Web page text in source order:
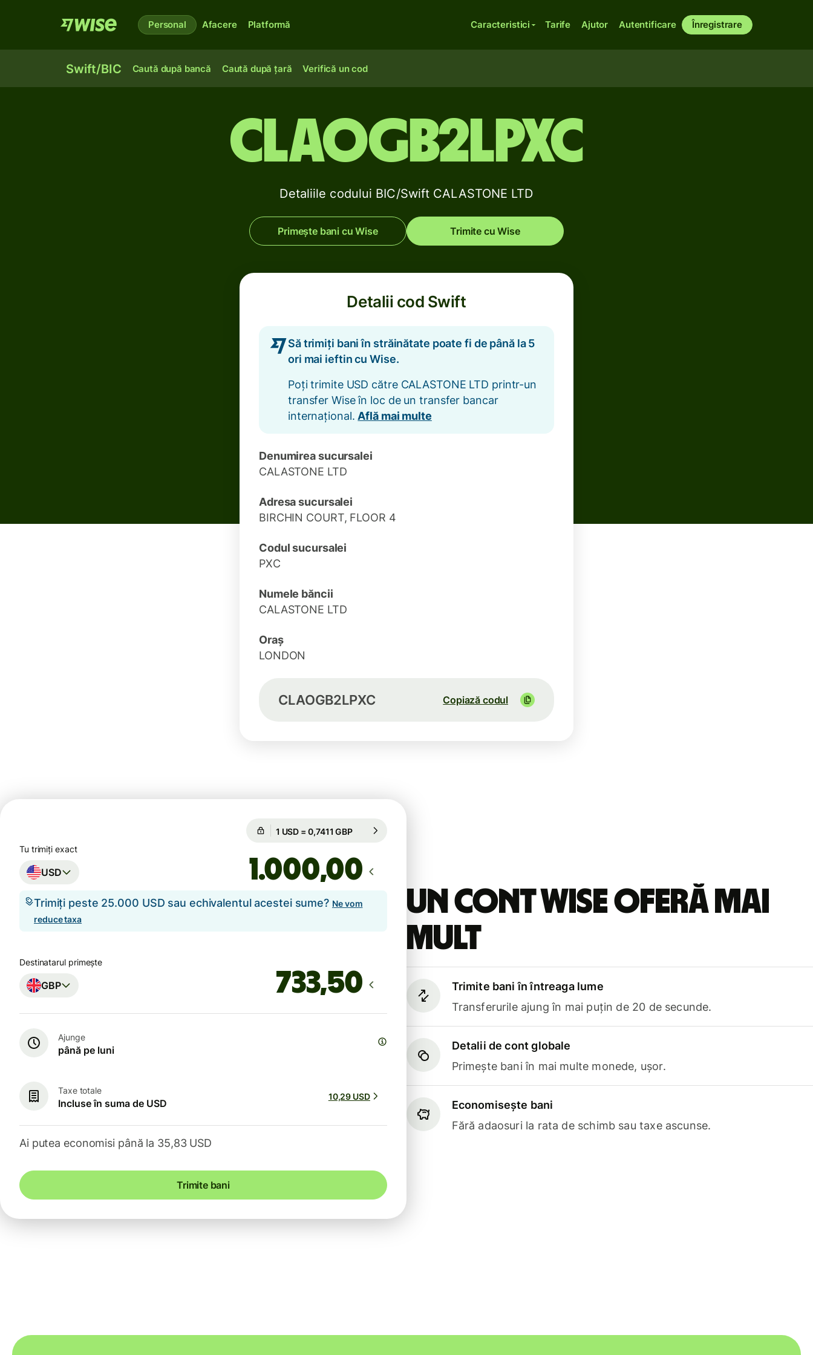
Personal Afacere Platformă Caracteristici Tarife Ajutor Autentificare Înregistrare
Swift/BIC Caută după bancă Caută după țară Verifică un cod
CLAOGB2LPXC
Detaliile codului BIC/Swift CALASTONE LTD
Primește bani cu Wise Trimite cu Wise
Detalii cod Swift
Să trimiți bani în străinătate poate fi de până la 5
ori mai ieftin cu Wise.
Poți trimite USD către CALASTONE LTD printr-un
transfer Wise în loc de un transfer bancar
internațional. Află mai multe
Denumirea sucursalei
CALASTONE LTD
Adresa sucursalei
BIRCHIN COURT, FLOOR 4
Codul sucursalei
PXC
Numele băncii
CALASTONE LTD
Oraș
LONDON
CLAOGB2LPXC Copiază codul
Un cont Wise oferă mai
mult
Trimite bani în întreaga lume
Transferurile ajung în mai puțin de 20 de secunde.
Detalii de cont globale
Primește bani în mai multe monede, ușor.
Economisește bani
Fără adaosuri la rata de schimb sau taxe ascunse.
Garantată pentru 50 h
Tu trimiți exact
USD ,00
Trimiți peste 25.000 USD sau echivalentul acestei sume? Ne vom
reduce taxa
Destinatarul primește
GBP
Ajunge
până pe luni
Taxe totale
Incluse în suma de USD
10,29 USD
Ai putea economisi până la 35,83 USD
Trimite bani